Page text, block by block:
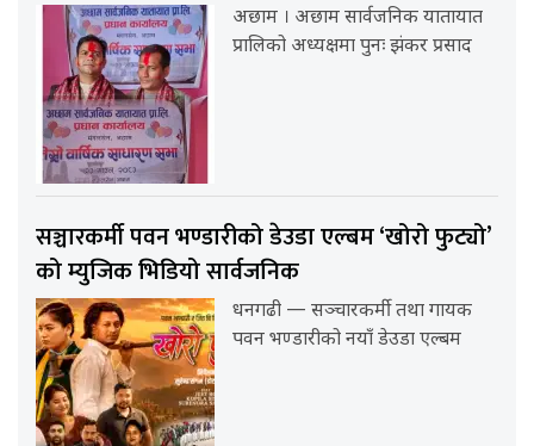
अछाम । अछाम सार्वजनिक यातायात
प्रालिको अध्यक्षमा पुनः झंकर प्रसाद
सञ्चारकर्मी पवन भण्डारीको डेउडा एल्बम ‘खोरो फुट्यो’
को म्युजिक भिडियो सार्वजनिक
धनगढी — सञ्चारकर्मी तथा गायक
पवन भण्डारीको नयाँ डेउडा एल्बम